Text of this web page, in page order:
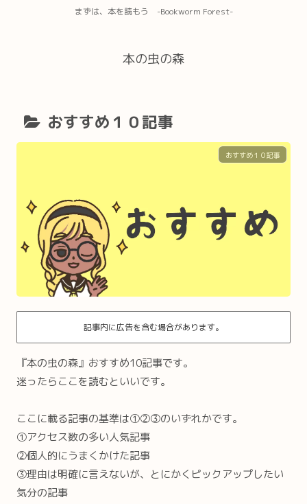
まずは、本を読もう -Bookworm Forest-
本の虫の森
おすすめ１０記事
おすすめ１０記事
記事内に広告を含む場合があります。
『本の虫の森』おすすめ10記事です。
迷ったらここを読むといいです。
ここに載る記事の基準は①②③のいずれかです。
①アクセス数の多い人気記事
②個人的にうまくかけた記事
③理由は明確に言えないが、とにかくピックアップしたい
気分の記事